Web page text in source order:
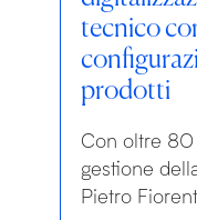
tecnico
prodotti
Con oltre 80
gestione
Pietro